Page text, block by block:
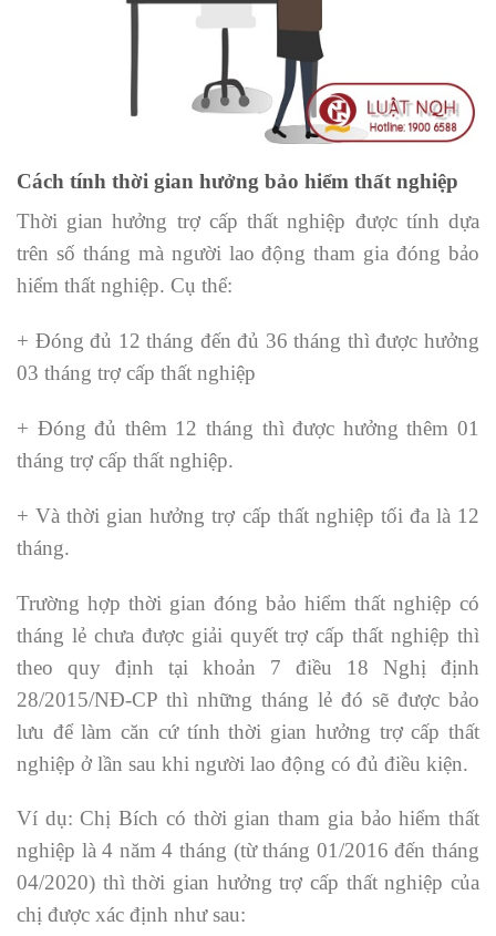
Cách tính thời gian hưởng bảo hiểm thất nghiệp
Thời gian hưởng trợ cấp thất nghiệp được tính dựa
trên số tháng mà người lao động tham gia đóng bảo
hiểm thất nghiệp. Cụ thể:
+ Đóng đủ 12 tháng đến đủ 36 tháng thì được hưởng
03 tháng trợ cấp thất nghiệp
+ Đóng đủ thêm 12 tháng thì được hưởng thêm 01
tháng trợ cấp thất nghiệp.
+ Và thời gian hưởng trợ cấp thất nghiệp tối đa là 12
tháng.
Trường hợp thời gian đóng bảo hiểm thất nghiệp có
tháng lẻ chưa được giải quyết trợ cấp thất nghiệp thì
theo quy định tại khoản 7 điều 18 Nghị định
28/2015/NĐ-CP thì những tháng lẻ đó sẽ được bảo
lưu để làm căn cứ tính thời gian hưởng trợ cấp thất
nghiệp ở lần sau khi người lao động có đủ điều kiện.
Ví dụ: Chị Bích có thời gian tham gia bảo hiểm thất
nghiệp là 4 năm 4 tháng (từ tháng 01/2016 đến tháng
04/2020) thì thời gian hưởng trợ cấp thất nghiệp của
chị được xác định như sau: